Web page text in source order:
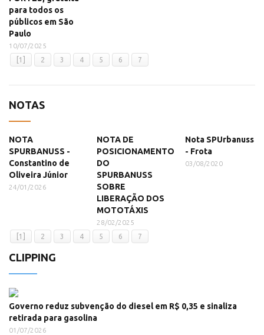
para todos os
públicos em São
Paulo
10/07/2025
[1]
2 3 4 5 6 7
NOTAS
NOTA
SPURBANUSS -
Constantino de
Oliveira Júnior
24/01/2026
NOTA DE
POSICIONAMENTO
DO
SPURBANUSS
SOBRE
LIBERAÇÃO DOS
MOTOTÁXIS
28/02/2025
Nota SPUrbanuss
- Frota
03/08/2020
[1] 2 3 4 5 6 7
CLIPPING
Governo reduz subvenção do diesel em R$ 0,35 e sinaliza
retirada para gasolina
01/07/2026